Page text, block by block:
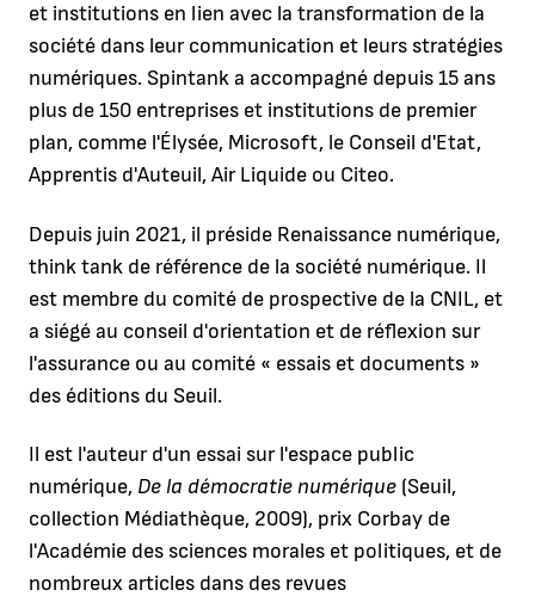
et institutions en lien avec la transformation de la
société dans leur communication et leurs stratégies
numériques. Spintank a accompagné depuis 15 ans
plus de 150 entreprises et institutions de premier
plan, comme l'Élysée, Microsoft, le Conseil d'Etat,
Apprentis d'Auteuil, Air Liquide ou Citeo.
Depuis juin 2021, il préside Renaissance numérique,
think tank de référence de la société numérique. Il
est membre du comité de prospective de la CNIL, et
a siégé au conseil d'orientation et de réflexion sur
l'assurance ou au comité « essais et documents »
des éditions du Seuil.
Il est l'auteur d'un essai sur l'espace public
numérique, De la démocratie numérique (Seuil,
collection Médiathèque, 2009), prix Corbay de
l'Académie des sciences morales et politiques, et de
nombreux articles dans des revues